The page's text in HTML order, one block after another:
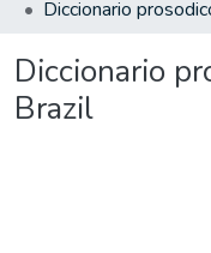
Diccionario
Brazil